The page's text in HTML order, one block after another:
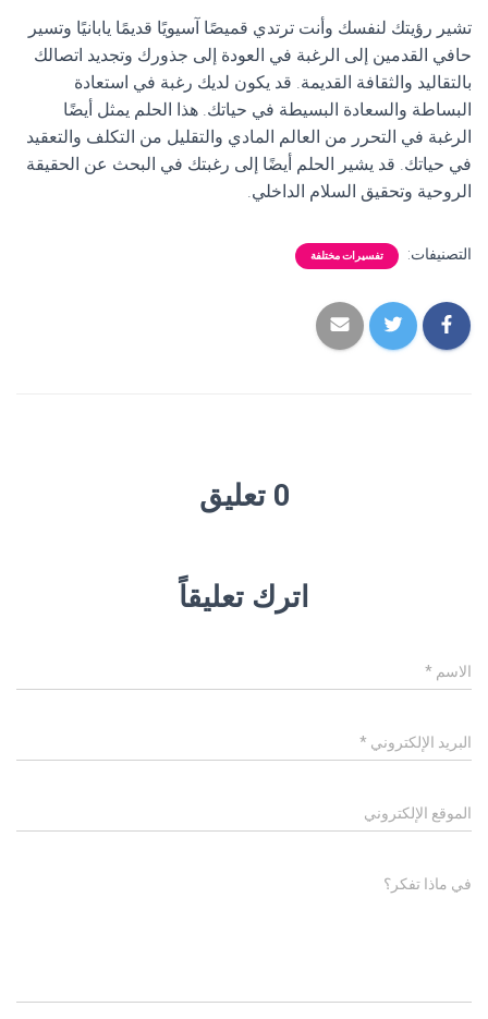
تشير رؤيتك لنفسك وأنت ترتدي قميصًا آسيويًا قديمًا يابانيًا وتسير
حافي القدمين إلى الرغبة في العودة إلى جذورك وتجديد اتصالك
بالتقاليد والثقافة القديمة. قد يكون لديك رغبة في استعادة
البساطة والسعادة البسيطة في حياتك. هذا الحلم يمثل أيضًا
الرغبة في التحرر من العالم المادي والتقليل من التكلف والتعقيد
في حياتك. قد يشير الحلم أيضًا إلى رغبتك في البحث عن الحقيقة
الروحية وتحقيق السلام الداخلي.
التصنيفات: تفسيرات مختلفة
0 تعليق
اترك تعليقاً
الاسم *
البريد الإلكتروني *
الموقع الإلكتروني
في ماذا تفكر؟